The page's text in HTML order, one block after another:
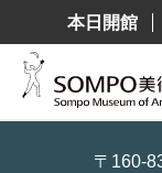
テ
本日開館
〒160-